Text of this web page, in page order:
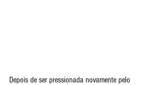
Depois de ser pressionada novamente pelo